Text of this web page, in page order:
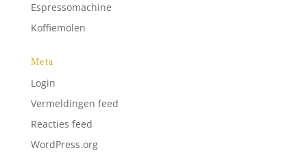
Espressomachine
Koffiemolen
Meta
Login
Vermeldingen feed
Reacties feed
WordPress.org